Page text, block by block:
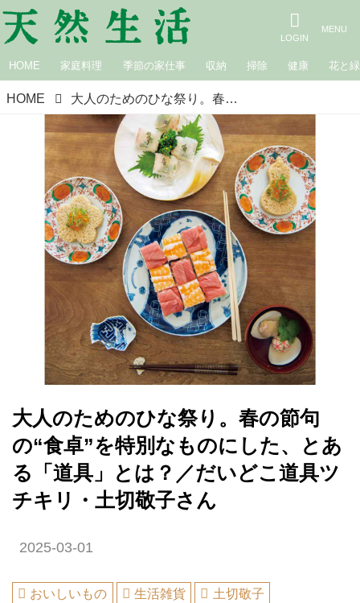
HOME 家庭料理 季節の家仕事 収納 掃除 健康 花と緑
HOME 大人のためのひな祭り。春の節句の“食卓”を特別なものにした、とある「道具」とは？／だいどこ道具ツチキリ・土切敬子さん
大人のためのひな祭り。春の節句
の“食卓”を特別なものにした、とあ
る「道具」とは？／だいどこ道具ツ
チキリ・土切敬子さん
2025-03-01
おいしいもの 生活雑貨
土切敬子